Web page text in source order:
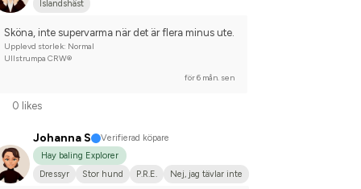
Islandshäst
Sköna, inte supervarma när det är flera minus ute.
Upplevd storlek: Normal
Ullstrumpa CRW®
för 6 mån. sen
0 likes
Johanna S
Verifierad köpare
Hay baling Explorer
Dressyr
Stor hund P.R.E. Nej, jag tävlar inte